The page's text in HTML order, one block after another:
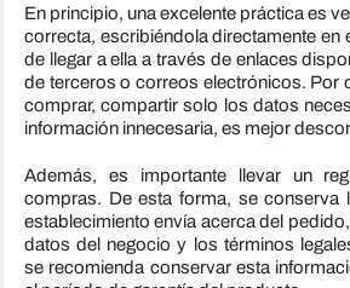
En principio, una excelente práctica es
correcta, escribiéndola directamente en
de llegar a ella a través de enlaces
de terceros o correos electrónicos. Por
comprar, compartir solo los datos
información innecesaria, es mejor
Además, es importante llevar un
compras. De esta forma, se conserva
establecimiento envía acerca del
datos del negocio y los términos
se recomienda conservar esta